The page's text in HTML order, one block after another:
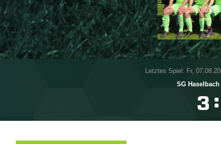
Letztes Spiel: Fr,
SG Haselbach
 :